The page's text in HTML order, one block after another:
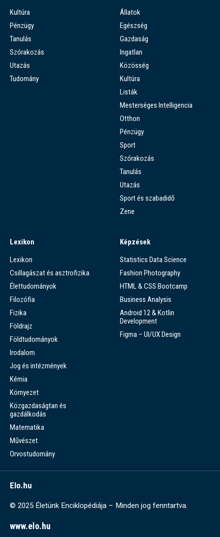
Kultúra
Pénzügy
Tanulás
Szórakozás
Utazás
Tudomány
Állatok
Egészség
Gazdaság
Ingatlan
Közösség
Kultúra
Listák
Mesterséges Intelligencia
Otthon
Pénzügy
Sport
Szórakozás
Tanulás
Utazás
Sport és szabadidő
Zene
Lexikon
Lexikon
Csillagászat és asztrofizika
Élettudományok
Filozófia
Fizika
Földrajz
Földtudományok
Irodalom
Jog és intézmények
Kémia
Környezet
Közgazdaságtan és
gazdálkodás
Matematika
Művészet
Orvostudomány
Képzések
Statistics Data Science
Fashion Photography
HTML & CSS Bootcamp
Business Analysis
Android 12 & Kotlin
Development
Figma – UI/UX Design
Elo.hu
© 2025 Életünk Enciklopédiája – Minden jog fenntartva.
www.elo.hu